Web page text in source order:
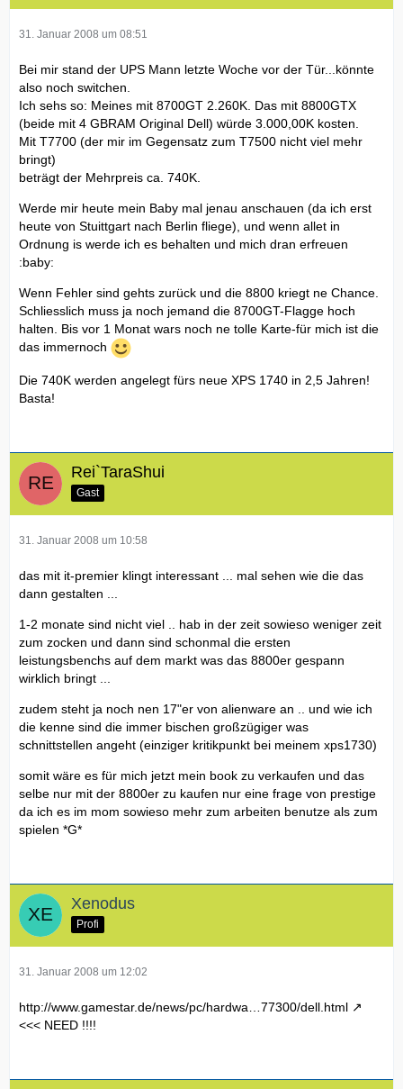
31. Januar 2008 um 08:51
Bei mir stand der UPS Mann letzte Woche vor der Tür...könnte
also noch switchen.
Ich sehs so: Meines mit 8700GT 2.260K. Das mit 8800GTX
(beide mit 4 GBRAM Original Dell) würde 3.000,00K kosten.
Mit T7700 (der mir im Gegensatz zum T7500 nicht viel mehr
bringt)
beträgt der Mehrpreis ca. 740K.
Werde mir heute mein Baby mal jenau anschauen (da ich erst
heute von Stuittgart nach Berlin fliege), und wenn allet in
Ordnung is werde ich es behalten und mich dran erfreuen
:baby:
Wenn Fehler sind gehts zurück und die 8800 kriegt ne Chance.
Schliesslich muss ja noch jemand die 8700GT-Flagge hoch
halten. Bis vor 1 Monat wars noch ne tolle Karte-für mich ist die
das immernoch
Die 740K werden angelegt fürs neue XPS 1740 in 2,5 Jahren!
Basta!
Rei`TaraShui
Gast
31. Januar 2008 um 10:58
das mit it-premier klingt interessant ... mal sehen wie die das
dann gestalten ...
1-2 monate sind nicht viel .. hab in der zeit sowieso weniger zeit
zum zocken und dann sind schonmal die ersten
leistungsbenchs auf dem markt was das 8800er gespann
wirklich bringt ...
zudem steht ja noch nen 17"er von alienware an .. und wie ich
die kenne sind die immer bischen großzügiger was
schnittstellen angeht (einziger kritikpunkt bei meinem xps1730)
somit wäre es für mich jetzt mein book zu verkaufen und das
selbe nur mit der 8800er zu kaufen nur eine frage von prestige
da ich es im mom sowieso mehr zum arbeiten benutze als zum
spielen *G*
Xenodus
Profi
31. Januar 2008 um 12:02
http://www.gamestar.de/news/pc/hardwa…77300/dell.html
<<< NEED !!!!